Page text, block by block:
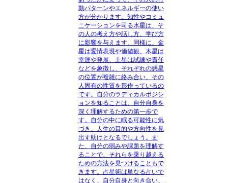
動パターンやエネルギーの使い
方が分かります。知性やコミュ
ニケーションを司る水星は、そ
の人の考え方や話し方、学び方
に影響を与えます。同様に、金
星は愛情表現や価値観、木星は
幸運や発展、土星は試練や責任
などを象徴し、それぞれの惑星
の位置が複雑に絡み合い、その
人固有の性質を形作っているの
です。自分のラディカルポジシ
ョンを知ることは、自分自身を
深く理解するための第一歩で
す。自分の中に眠る可能性に気
づき、人生の目的や方向性を見
出す助けとなるでしょう。ま
た、自分の弱みや課題を理解す
ることで、それらを乗り越える
ための方法を見つけることもで
きます。占星術は単なる占いで
はなく、自分自身と向き合い、